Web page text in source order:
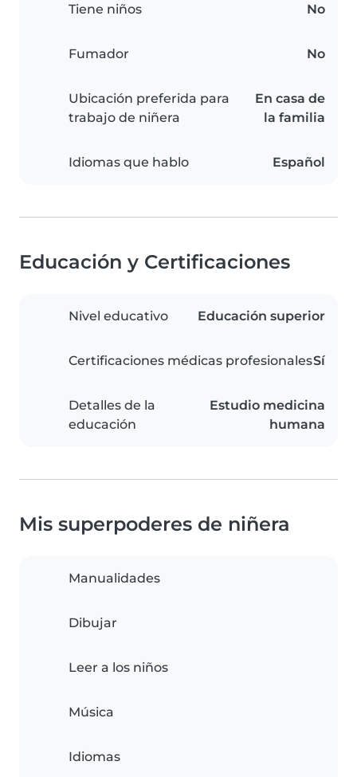
Tiene niños No
Fumador No
Ubicación preferida para
trabajo de niñera
En casa de
la familia
Idiomas que hablo Español
Educación y Certificaciones
Nivel educativo Educación superior
Certificaciones médicas profesionalesSí
Detalles de la
educación
Estudio medicina
humana
Mis superpoderes de niñera
Manualidades
Dibujar
Leer a los niños
Música
Idiomas